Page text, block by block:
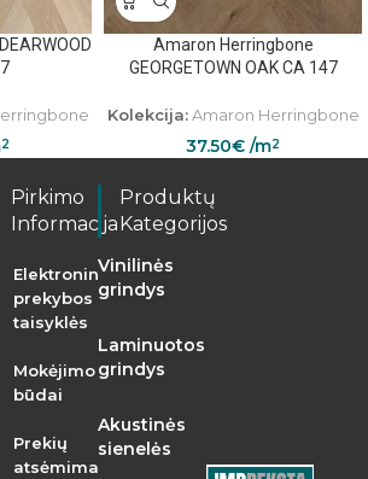
2
Amaron Herringbone
GEORGETOWN OAK CA 147
Kolekcija:Amaron Herringbone
37.50€ /m2
Pirkimo
Informacija
Elektroninės
prekybos
taisyklės
Mokėjimo
būdai
Prekių
atsėmimas
Produktų
Kategorijos
Vinilinės
grindys
Laminuotos
grindys
Akustinės
sienelės